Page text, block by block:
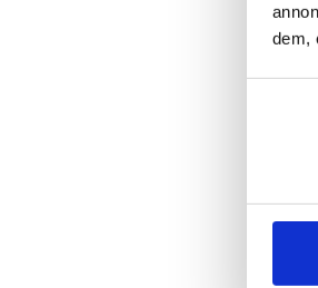
dem,